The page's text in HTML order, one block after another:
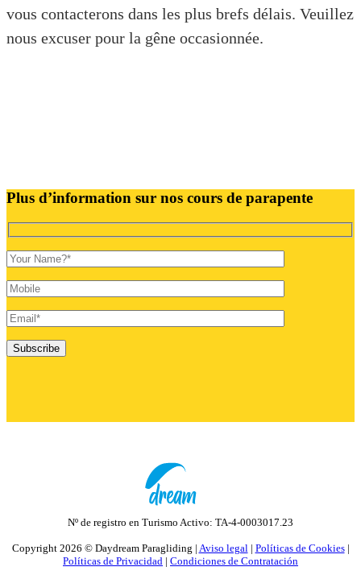
vous contacterons dans les plus brefs délais. Veuillez
nous excuser pour la gêne occasionnée.
Plus d’information sur nos cours de parapente
Subscribe
Nº de registro en Turismo Activo: TA-4-0003017.23
Copyright 2026 © Daydream Paragliding | Aviso legal| Políticas de Cookies|
Políticas de Privacidad | Condiciones de Contratación